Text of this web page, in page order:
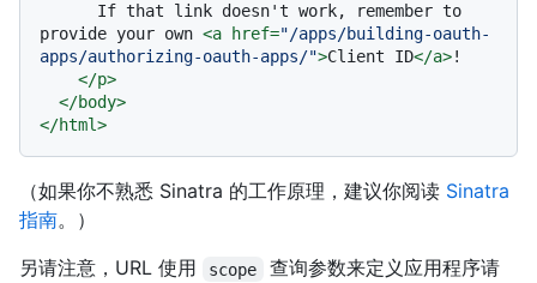
provide your own <a href="/apps/building-oauth-
apps/authorizing-oauth-apps/">Client ID</a>!
</p>
</body>
</html>
（如果你不熟悉 Sinatra 的工作原理，建议你阅读 Sinatra
指南。）
另请注意，URL 使用
scope
查询参数来定义应用程序请